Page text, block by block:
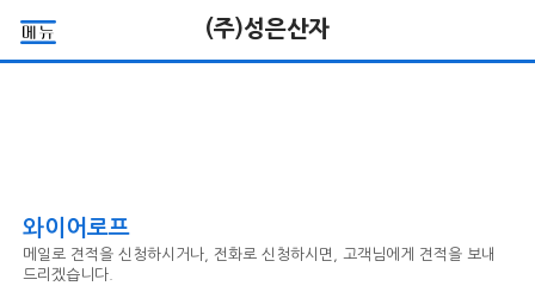
(주)성은산자
와이어로프
메일로 견적을 신청하시거나, 전화로 신청하시면, 고객님에게 견적을 보내
드리겠습니다.